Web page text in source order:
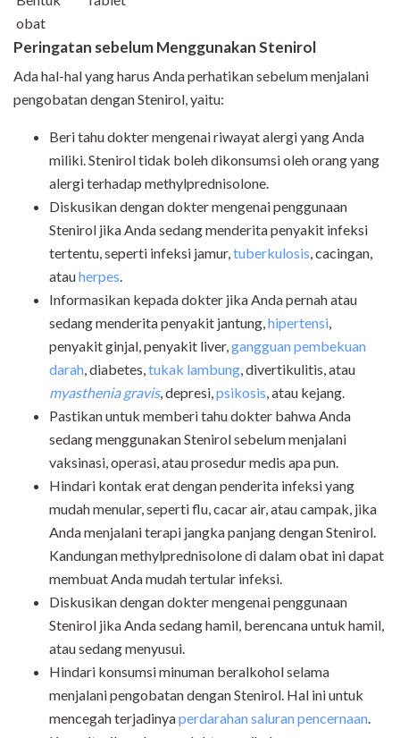
obat
Peringatan sebelum Menggunakan Stenirol
Ada hal-hal yang harus Anda perhatikan sebelum menjalani
pengobatan dengan Stenirol, yaitu:
Beri tahu dokter mengenai riwayat alergi yang Anda
miliki. Stenirol tidak boleh dikonsumsi oleh orang yang
alergi terhadap methylprednisolone.
Diskusikan dengan dokter mengenai penggunaan
Stenirol jika Anda sedang menderita penyakit infeksi
tertentu, seperti infeksi jamur,tuberkulosis, cacingan,
atauherpes.
Informasikan kepada dokter jika Anda pernah atau
sedang menderita penyakit jantung,hipertensi,
penyakit ginjal, penyakit liver,gangguan pembekuan
darah, diabetes,tukak lambung, divertikulitis, atau
myasthenia gravis, depresi,psikosis, atau kejang.
Pastikan untuk memberi tahu dokter bahwa Anda
sedang menggunakan Stenirol sebelum menjalani
vaksinasi, operasi, atau prosedur medis apa pun.
Hindari kontak erat dengan penderita infeksi yang
mudah menular, seperti flu, cacar air, atau campak, jika
Anda menjalani terapi jangka panjang dengan Stenirol.
Kandungan methylprednisolone di dalam obat ini dapat
membuat Anda mudah tertular infeksi.
Diskusikan dengan dokter mengenai penggunaan
Stenirol jika Anda sedang hamil, berencana untuk hamil,
atau sedang menyusui.
Hindari konsumsi minuman beralkohol selama
menjalani pengobatan dengan Stenirol. Hal ini untuk
mencegah terjadinyaperdarahan saluran pencernaan.